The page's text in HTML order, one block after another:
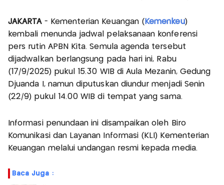
JAKARTA- Kementerian Keuangan ( Kemenkeu)
kembali menunda jadwal pelaksanaan konferensi
pers rutin APBN Kita. Semula agenda tersebut
dijadwalkan berlangsung pada hari ini, Rabu
(17/9/2025) pukul 15.30 WIB di Aula Mezanin, Gedung
Djuanda I, namun diputuskan diundur menjadi Senin
(22/9) pukul 14.00 WIB di tempat yang sama.
Informasi penundaan ini disampaikan oleh Biro
Komunikasi dan Layanan Informasi (KLI) Kementerian
Keuangan melalui undangan resmi kepada media.
Baca Juga :